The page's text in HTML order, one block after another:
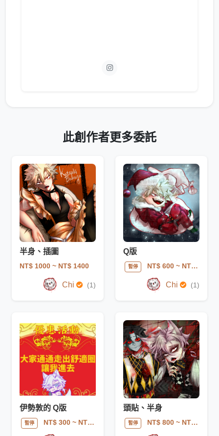
此創作者更多委託
半身、插圖
NT$ 1000 ~ NT$ 1400
Chi (1)
Q版
暫停 NT$ 600~ NT$ 850
Chi (1)
伊勢敦的 Q版
暫停 NT$ 300~ NT$ 600
頭貼、半身
暫停 NT$ 800~ NT$ 2500